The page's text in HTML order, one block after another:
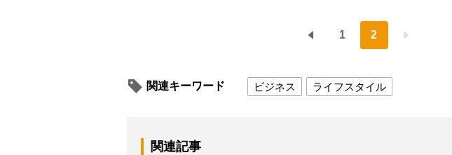
1 2
関連キーワード ビジネス ライフスタイル
関連記事